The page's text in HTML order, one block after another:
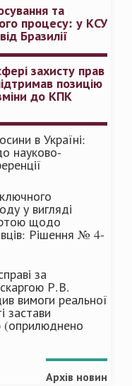
та
процесу: у КСУ
Бразилії
захисту прав
позицію
до КПК
в Україні:
науково-
у вигляді
щодо
Рішення № 4-
за
Р.В.
вимоги реальної
застави
(оприлюднено
Архів новин